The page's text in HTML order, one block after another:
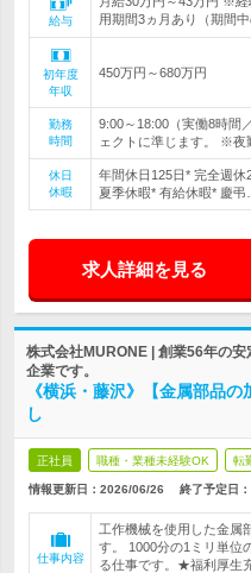
給与
用期間3ヵ月あり（期間
初年度
年収
450万円～680万円
勤務
時間
9:00～18:00（実働8時間
ェクトに準じます。 ※夜
休日
休暇
年間休日125日* 完全週
夏季休暇* 有給休暇* 慶弔…
求人詳細を見る
株式会社MURONE | 創業56年の
企業です。
《横浜・藤沢》【金属部品
し
正社員 職種・業種未経験OK 転
情報更新日：2026/06/26 終了予定日：
仕事内容
工作機械を使用した金属
す。 1000分の1ミリ単位
る仕事です。★福利厚生